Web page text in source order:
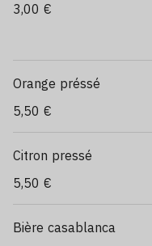
3,00 €
Orange préssé
5,50 €
Citron pressé
5,50 €
Bière casablanca